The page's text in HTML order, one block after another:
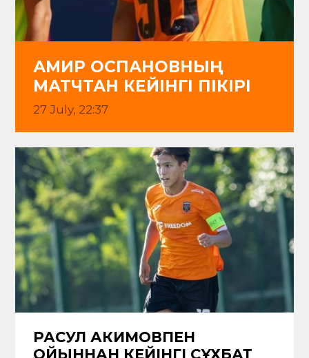
АМИР ОСПАНОВНЫҢ
МАТЧТАН КЕЙІНГІ ПІКІРІ
27 July, 22:37
РАСУЛ АКИМОВПЕН
ОЙЫННАН КЕЙІНГІ СҰХБАТ